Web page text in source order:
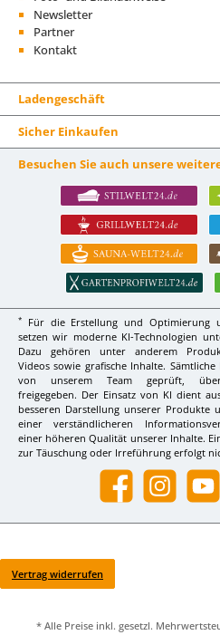
Newsletter
Partner
Kontakt
Ladengeschäft
Sicher Einkaufen
Besuchen Sie auch unsere
*
Für die Erstellung und Optimierung
setzen wir moderne KI-Technologien
Dazu gehören unter anderem
Videos sowie grafische Inhalte.
von unserem Team geprüft,
freigegeben. Der Einsatz von KI dient
besseren Darstellung unserer Produkte
einer verständlicheren
einer höheren Qualität unserer Inhalte.
zur Täuschung oder Irreführung erfolgt
Facebook Instagram
Vertrag widerrufen
* Alle Preise inkl. gesetzl.